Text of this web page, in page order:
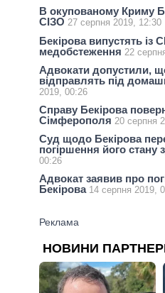
В окупованому Криму
СІЗО 27 серпня 2019, 12:30
Бекірова випустять із
медобстеження 22
Адвокати допустили,
відправлять під
2019, 00:26
Справу Бекірова
Сімферополя 20 серпня
Суд щодо Бекірова
погіршення його стану
00:26
Адвокат заявив про
Бекірова 14 серпня 2019,